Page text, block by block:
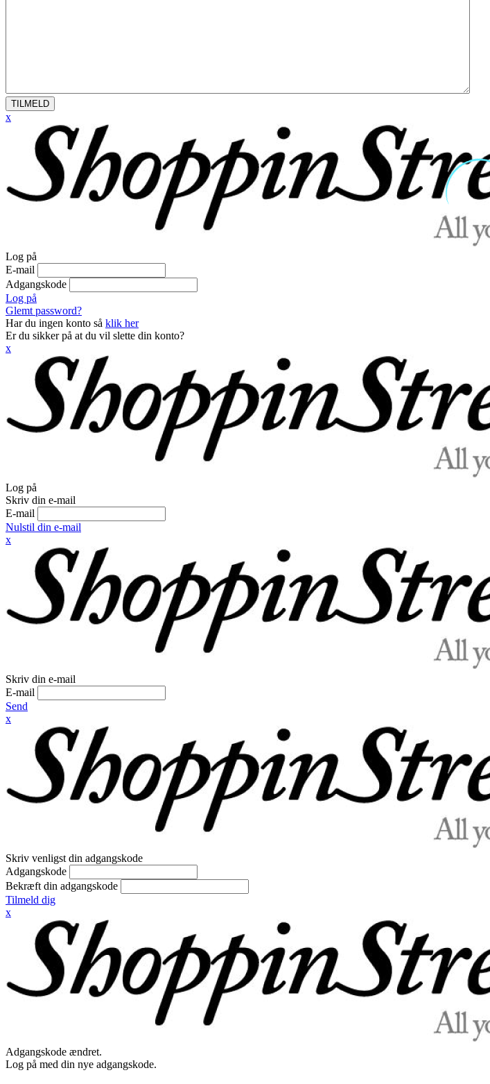
TILMELD
x
Log på
E-mail
Adgangskode
Log på
Glemt password?
Har du ingen konto så klik her
Er du sikker på at du vil slette din konto?
x
Log på
Skriv din e-mail
E-mail
Nulstil din e-mail
x
Skriv din e-mail
E-mail
Send
x
Skriv venligst din adgangskode
Adgangskode
Bekræft din adgangskode
Tilmeld dig
x
Adgangskode ændret.
Log på med din nye adgangskode.